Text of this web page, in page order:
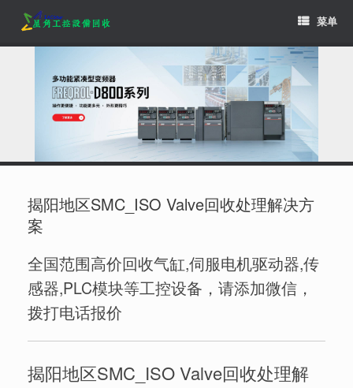
content
菜单
揭阳地区SMC_ISO Valve回收处理解决方
案
全国范围高价回收气缸,伺服电机驱动器,传
感器,PLC模块等工控设备，请添加微信，
拨打电话报价
揭阳地区SMC_ISO Valve回收处理解